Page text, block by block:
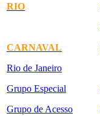
RIO
CARNAVAL
Rio de Janeiro
Grupo Especial
Grupo de Acesso